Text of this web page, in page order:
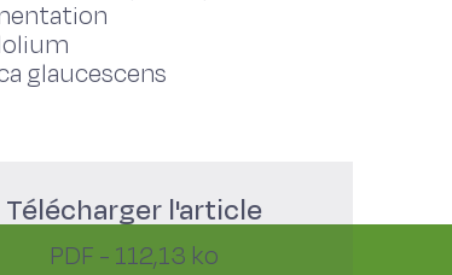
glaucescens
Télécharger l'article
PDF - 112,13 ko